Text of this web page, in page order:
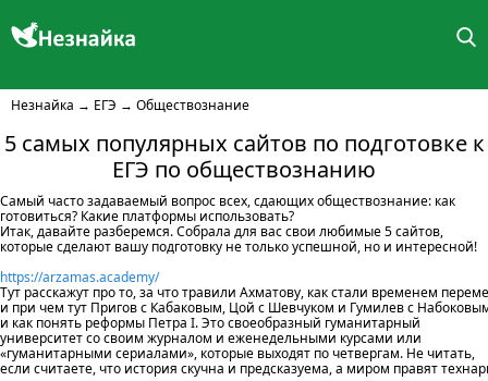
Незнайка → ЕГЭ → Обществознание
5 самых популярных сайтов по подготовке к
ЕГЭ по обществознанию
Самый часто задаваемый вопрос всех, сдающих обществознание: как
готовиться? Какие платформы использовать?
Итак, давайте разберемся. Собрала для вас свои любимые 5 сайтов,
которые сделают вашу подготовку не только успешной, но и интересной!
https://arzamas.academy/
Тут расскажут про то, за что травили Ахматову, как стали временем
и при чем тут Пригов с Кабаковым, Цой с Шевчуком и Гумилев с
и как понять реформы Петра I. Это своеобразный гуманитарный
университет со своим журналом и еженедельными курсами или
«гуманитарными сериалами», которые выходят по четвергам. Не читать,
если считаете, что история скучна и предсказуема, а миром правят